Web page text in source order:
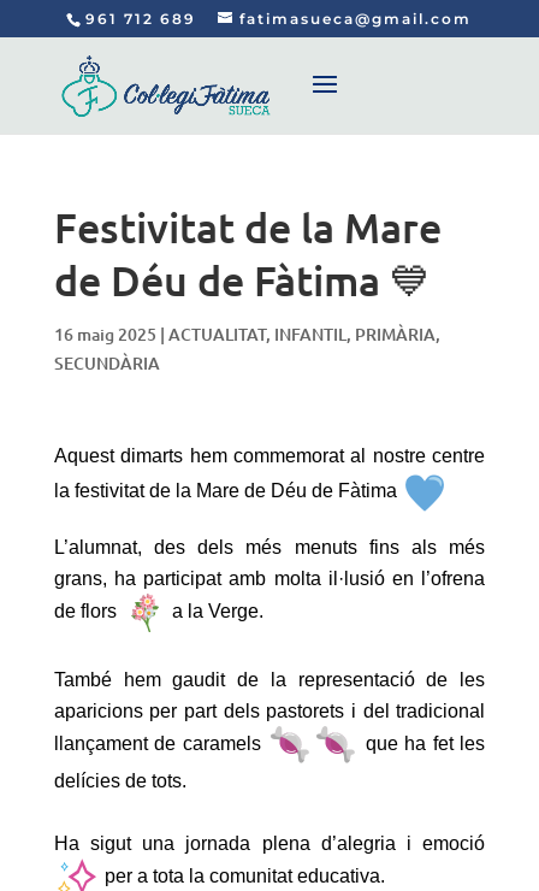
961 712 689 fatimasueca@gmail.com
Festivitat de la Mare
de Déu de Fàtima 💙
16 maig 2025 | ACTUALITAT, INFANTIL, PRIMÀRIA,
SECUNDÀRIA
Aquest dimarts hem commemorat al nostre centre
la festivitat de la Mare de Déu de Fàtima
L’alumnat, des dels més menuts fins als més
grans, ha participat amb molta il·lusió en l’ofrena
de flors
a la Verge.
També hem gaudit de la representació de les
aparicions per part dels pastorets i del tradicional
llançament de caramels
que ha fet les
delícies de tots.
Ha sigut una jornada plena d’alegria i emoció
per a tota la comunitat educativa.